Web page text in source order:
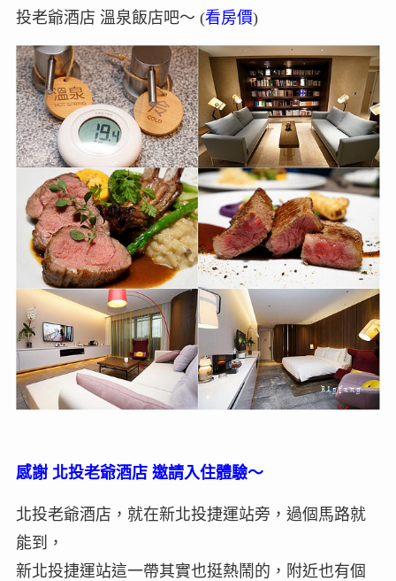
投老爺酒店 溫泉飯店吧～ (看房價)
感謝 北投老爺酒店 邀請入住體驗～
北投老爺酒店，就在新北投捷運站旁，過個馬路就
能到，
新北投捷運站這一帶其實也挺熱鬧的，附近也有個